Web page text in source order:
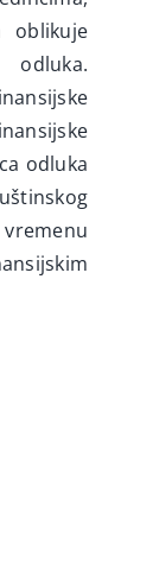
odluka